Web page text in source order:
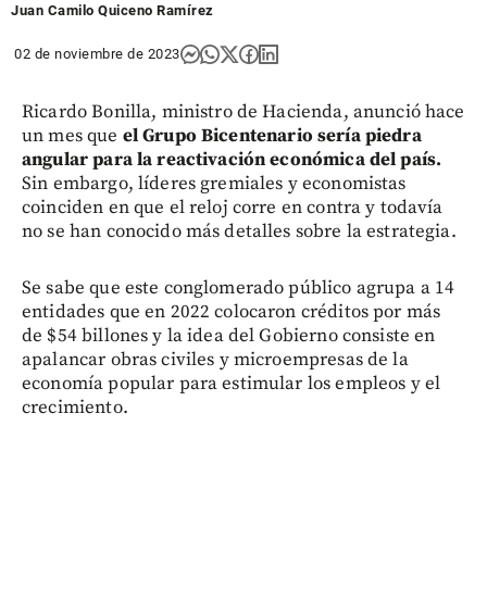
Juan Camilo Quiceno Ramírez
02 de noviembre de 2023
Ricardo Bonilla, ministro de Hacienda, anunció hace
un mes que el Grupo Bicentenario sería piedra
angular para la reactivación económica del país.
Sin embargo, líderes gremiales y economistas
coinciden en que el reloj corre en contra y todavía
no se han conocido más detalles sobre la estrategia.
Se sabe que este conglomerado público agrupa a 14
entidades que en 2022 colocaron créditos por más
de $54 billones y la idea del Gobierno consiste en
apalancar obras civiles y microempresas de la
economía popular para estimular los empleos y el
crecimiento.